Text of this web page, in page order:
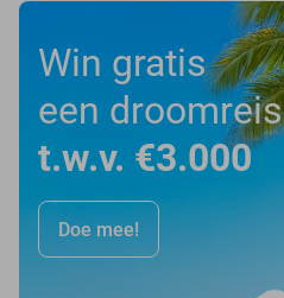
Win gratis
een droomreis
t.w.v. €3.000
Doe mee!